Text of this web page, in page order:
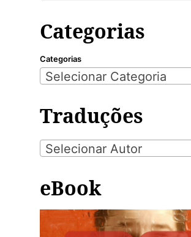
Categorias
Categorias
Selecionar Categoria
Traduções
Selecionar Autor
eBook